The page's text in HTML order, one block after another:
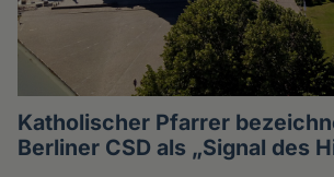
Katholischer Pfarrer
Berliner CSD als „Signal des